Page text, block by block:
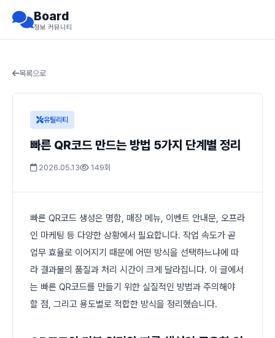
Board
정보 커뮤니티
목록으로
유틸리티
빠른 QR코드 만드는 방법 5가지 단계별 정리
2026.05.13 149회
빠른 QR코드 생성은 명함, 매장 메뉴, 이벤트 안내문, 오프라
인 마케팅 등 다양한 상황에서 필요합니다. 작업 속도가 곧
업무 효율로 이어지기 때문에 어떤 방식을 선택하느냐에 따
라 결과물의 품질과 처리 시간이 크게 달라집니다. 이 글에서
는 빠른 QR코드를 만들기 위한 실질적인 방법과 주의해야
할 점, 그리고 용도별로 적합한 방식을 정리했습니다.